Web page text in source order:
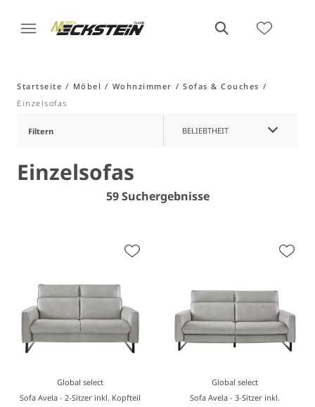
Startseite Möbel Wohnzimmer
Sofas & Couches
Einzelsofas
Filtern BELIEBTHEIT
Einzelsofas
59 Suchergebnisse
Global select
Sofa Avela - 2-Sitzer inkl. Kopfteil
Global select
Sofa Avela - 3-Sitzer inkl.